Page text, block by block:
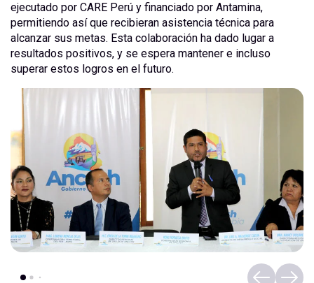
ejecutado por CARE Perú y financiado por Antamina,
permitiendo así que recibieran asistencia técnica para
alcanzar sus metas. Esta colaboración ha dado lugar a
resultados positivos, y se espera mantener e incluso
superar estos logros en el futuro.